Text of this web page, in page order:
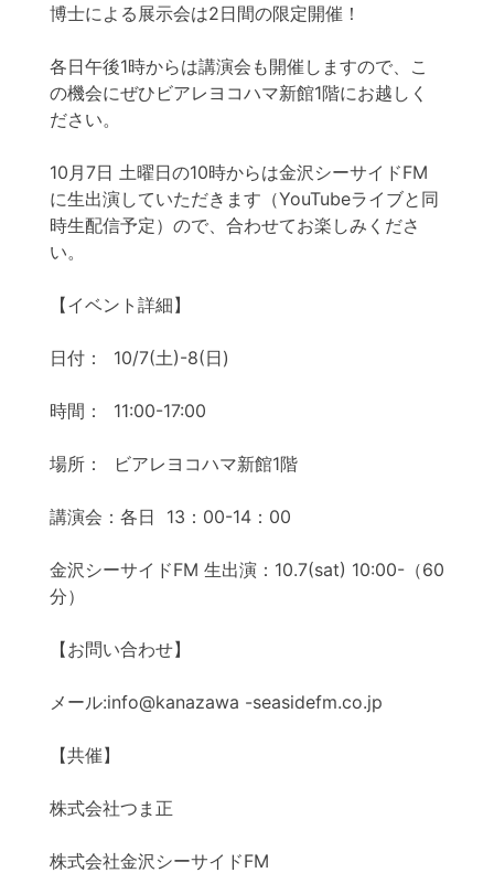
博士による展示会は2日間の限定開催！
各日午後1時からは講演会も開催しますので、こ
の機会にぜひビアレヨコハマ新館1階にお越しく
ださい。
10月7日 土曜日の10時からは金沢シーサイドFM
に生出演していただきます（YouTubeライブと同
時生配信予定）ので、合わせてお楽しみくださ
い。
【イベント詳細】
日付： 10/7(土)-8(日)
時間： 11:00-17:00
場所： ビアレヨコハマ新館1階
講演会：各日 13：00-14：00
金沢シーサイドFM 生出演：10.7(sat) 10:00-（60
分）
【お問い合わせ】
メール:info@kanazawa -seasidefm.co.jp
【共催】
株式会社つま正
株式会社金沢シーサイドFM